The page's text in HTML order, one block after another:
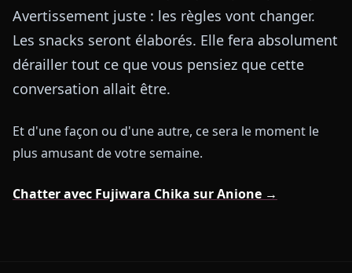
Avertissement juste : les règles vont changer.
Les snacks seront élaborés. Elle fera absolument
dérailler tout ce que vous pensiez que cette
conversation allait être.
Et d'une façon ou d'une autre, ce sera le moment le
plus amusant de votre semaine.
Chatter avec Fujiwara Chika sur Anione →